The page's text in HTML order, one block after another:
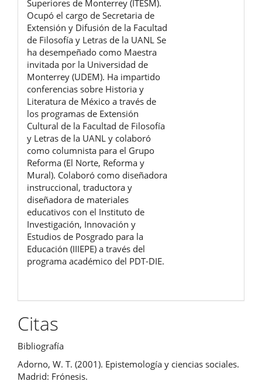
Superiores de Monterrey (ITESM).
Ocupó el cargo de Secretaria de
Extensión y Difusión de la Facultad
de Filosofía y Letras de la UANL Se
ha desempeñado como Maestra
invitada por la Universidad de
Monterrey (UDEM). Ha impartido
conferencias sobre Historia y
Literatura de México a través de
los programas de Extensión
Cultural de la Facultad de Filosofía
y Letras de la UANL y colaboró
como columnista para el Grupo
Reforma (El Norte, Reforma y
Mural). Colaboró como diseñadora
instruccional, traductora y
diseñadora de materiales
educativos con el Instituto de
Investigación, Innovación y
Estudios de Posgrado para la
Educación (IIIEPE) a través del
programa académico del PDT-DIE.
Citas
Bibliografía
Adorno, W. T. (2001). Epistemología y ciencias sociales.
Madrid: Frónesis.